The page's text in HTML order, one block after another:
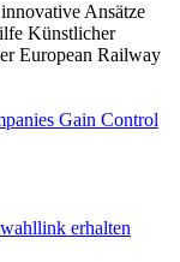
Ansätze
Künstlicher
European Railway
Gain Control
erhalten